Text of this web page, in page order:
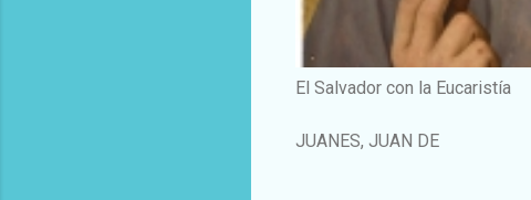
El Salvador con la Eucaristía
JUANES, JUAN DE